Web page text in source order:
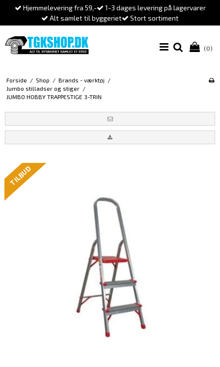
Hjemmelevering fra 59,-
1-3 dages levering på lagervarer
Alt samlet til byggeriet
Stort sortiment
(0)
Forside / Shop / Brands - værktøj /
Jumbo stilladser og stiger /
JUMBO HOBBY TRAPPESTIGE 3-TRIN
TILBUD